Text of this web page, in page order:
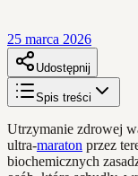
25 marca 2026
Udostępnij
Spis treści
Utrzymanie zdrowej
ultra-maraton przez
biochemicznych